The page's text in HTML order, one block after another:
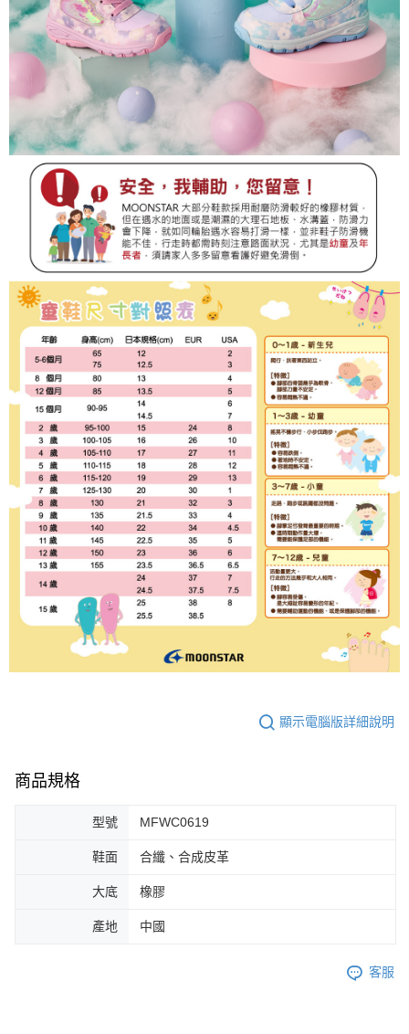
購買商品的店家。未經商家同意取消之訂單仍視為有效，需透過AFTEE先享
後付繳納相關費用。
※ 交易是否成功請以「AFTEE先享後付 」之結帳頁面顯示為準，若有關於
是否繳費成功／繳費後需取消欲退款等相關疑問，請聯繫「AFTEE先享後付
客戶支援中心」
https://netprotections.freshdesk.com/support/home
【注意事項】
１．透過由恩沛科技股份有限公司提供之「AFTEE先享後付」服務完成之交
易，需依本服務之必要範圍內提供個人資料，並將交易相關給付款項請求債
權轉讓予恩沛科技股份有限公司。
２．關於個人資料處理事宜，請瀏覽以下網址：
https://aftee.tw/terms/#terms3
３．未成年的使用者請事先徵得法定代理人或監護人之同意方可使用
「AFTEE先享後付」，若未經同意申辦者引起之損失，本公司不負相關責
４．使用「AFTEE先享後付」時，將依據個別帳號之用戶狀況，依本公司即
時審查核予不同之上限額度；若仍有額度不足之情形，本公司將視審查結果
請求用戶進行身份認證。
５．嚴禁一人註冊多個帳號或使用他人資訊註冊。若發現惡意使用之情形，
恩沛科技股份有限公司將有權停止該用戶之使用額度並採取法律行動。
每筆NT$80，滿NT$1,000(含以上)免運費
宅配
每筆NT$80，滿NT$1,000(含以上)免運費
顯示電腦版詳細說明
商品規格
型號 MFWC0619
鞋面 合纖、合成皮革
大底 橡膠
產地 中國
客服